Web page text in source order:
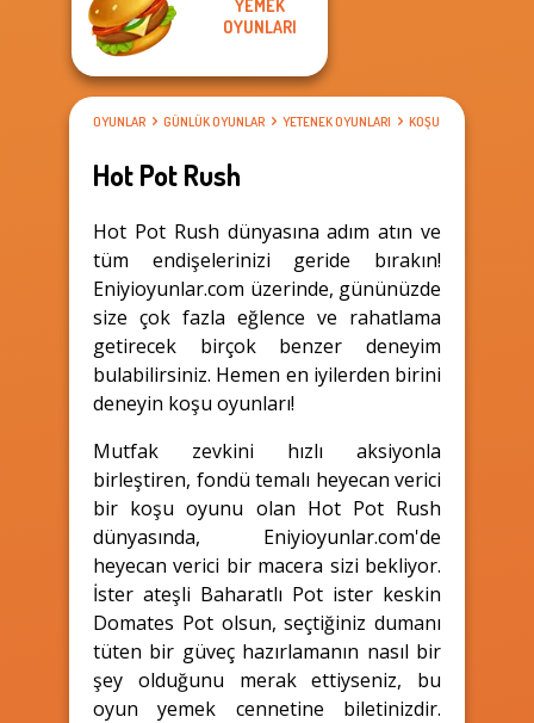
YEMEK
OYUNLARI
OYUNLAR GÜNLÜK OYUNLAR YETENEK OYUNLARI KOŞU OYUNLARI
Hot Pot Rush
Hot Pot Rush dünyasına adım atın ve
tüm endişelerinizi geride bırakın!
Eniyioyunlar.com üzerinde, gününüzde
size çok fazla eğlence ve rahatlama
getirecek birçok benzer deneyim
bulabilirsiniz. Hemen en iyilerden birini
deneyin koşu oyunları!
Mutfak zevkini hızlı aksiyonla
birleştiren, fondü temalı heyecan verici
bir koşu oyunu olan Hot Pot Rush
dünyasında, Eniyioyunlar.com'de
heyecan verici bir macera sizi bekliyor.
İster ateşli Baharatlı Pot ister keskin
Domates Pot olsun, seçtiğiniz dumanı
tüten bir güveç hazırlamanın nasıl bir
şey olduğunu merak ettiyseniz, bu
oyun yemek cennetine biletinizdir.